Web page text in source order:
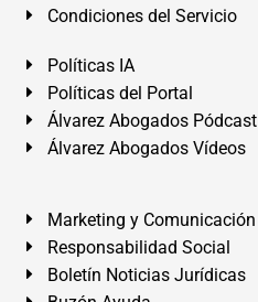
Condiciones del Servicio
Políticas IA
Políticas del Portal
Álvarez Abogados Pódcast
Álvarez Abogados Vídeos
Marketing y Comunicación
Responsabilidad Social
Boletín Noticias Jurídicas